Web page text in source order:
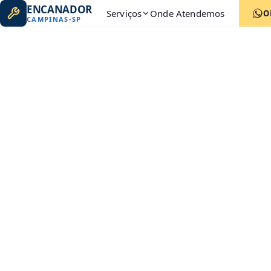
ENCANADOR
CAMPINAS-SP Serviços Onde Atendemos